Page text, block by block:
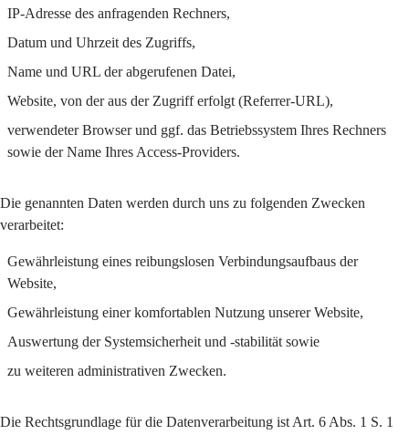
IP-Adresse des anfragenden Rechners,
Datum und Uhrzeit des Zugriffs,
Name und URL der abgerufenen Datei,
Website, von der aus der Zugriff erfolgt (Referrer-URL),
verwendeter Browser und ggf. das Betriebssystem Ihres Rechners
sowie der Name Ihres Access-Providers.
Die genannten Daten werden durch uns zu folgenden Zwecken
verarbeitet:
Gewährleistung eines reibungslosen Verbindungsaufbaus der
Website,
Gewährleistung einer komfortablen Nutzung unserer Website,
Auswertung der Systemsicherheit und -stabilität sowie
zu weiteren administrativen Zwecken.
Die Rechtsgrundlage für die Datenverarbeitung ist Art. 6 Abs. 1 S. 1